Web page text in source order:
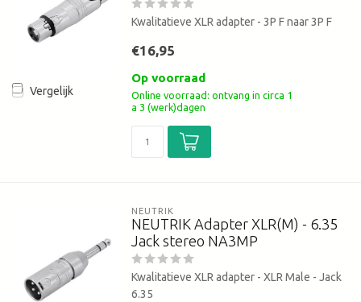
Vergelijk
Kwalitatieve XLR adapter - 3P F naar 3P F
€16,95
Op voorraad
Online voorraad: ontvang in circa 1
a 3 (werk)dagen
NEUTRIK
NEUTRIK Adapter XLR(M) - 6.35
Jack stereo NA3MP
Kwalitatieve XLR adapter - XLR Male - Jack
6.35